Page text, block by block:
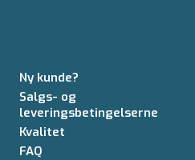
Ny kunde?
Salgs- og
leveringsbetingelserne
Kvalitet
FAQ